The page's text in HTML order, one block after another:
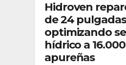
Hidroven
de 24 pulgadas
optimizando
hídrico a
apureñas